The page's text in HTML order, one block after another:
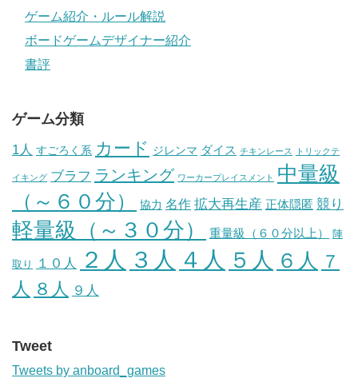
ゲーム紹介・ルール解説
ボードゲームデザイナー紹介
書評
ゲーム分類
1人 すごろく系 カード ジレンマ ダイス チキンレース トリックテ
イキング ブラフ ランキング ワーカープレイスメント 中量級
（～６０分）
協力 名作 拡大再生産 正体隠匿 競り
軽量級（～３０分） 重量級（６０分以上） 陣
取り １０人 ２人 ３人 ４人 ５人 ６人 ７
人 ８人 ９人
Tweet
Tweets by anboard_games